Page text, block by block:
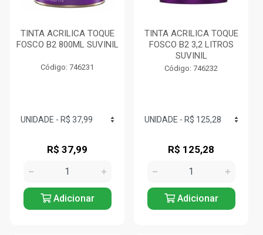
TINTA ACRILICA TOQUE
FOSCO B2 800ML SUVINIL
Código: 746231
R$ 37,99
Adicionar
TINTA ACRILICA TOQUE
FOSCO B2 3,2 LITROS
SUVINIL
Código: 746232
R$ 125,28
Adicionar